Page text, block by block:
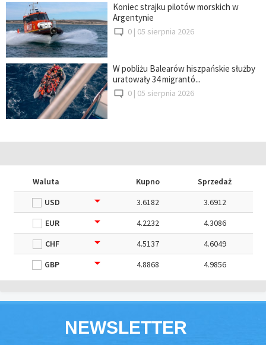
Koniec strajku pilotów morskich w
Argentynie
0 | 05 sierpnia 2026
W pobliżu Balearów hiszpańskie służby
uratowały 34 migrantó...
0 | 05 sierpnia 2026
Waluta Kupno
Sprzedaż
USD
3.6182
3.6912
EUR
4.2232
4.3086
CHF
4.5137
4.6049
GBP
4.8868 4.9856
NEWSLETTER